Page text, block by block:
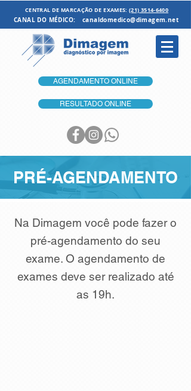
CENTRAL DE MARCAÇÃO DE EXAMES:(21) 3514-6400
CANAL DO MÉDICO: canaldomedico@dimagem.net
AGENDAMENTO ONLINE
RESULTADO ONLINE
PRÉ-AGENDAMENTO
Na Dimagem você pode fazer o
pré-agendamento do seu
exame. O agendamento de
exames deve ser realizado até
as 19h.